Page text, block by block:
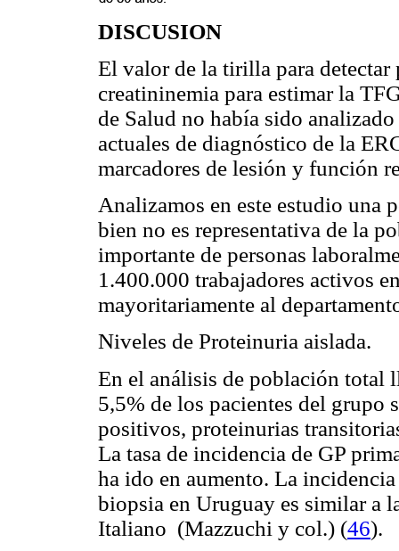
DISCUSION
El valor de la tirilla para
creatininemia para estimar la
de Salud no había sido
actuales de diagnóstico de la
marcadores de lesión y función
Analizamos en este estudio
bien no es representativa de la
importante de personas
1.400.000 trabajadores activos
mayoritariamente al
Niveles de Proteinuria aislada.
En el análisis de población total
5,5% de los pacientes del grupo
positivos, proteinurias
La tasa de incidencia de GP
ha ido en aumento. La
biopsia en Uruguay es similar a
Italiano (Mazzuchi y col.) (46).